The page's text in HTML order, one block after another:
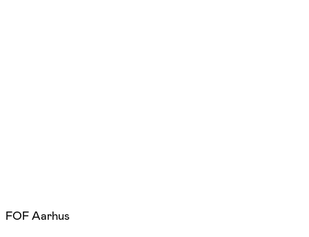
FOF Aarhus